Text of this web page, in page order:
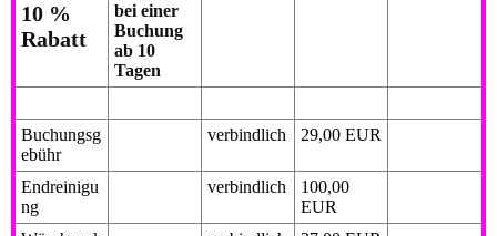
10 %
Rabatt
bei einer
Buchung
ab 10
Tagen
Buchungsg
ebühr
verbindlich 29,00 EUR
Endreinigu
ng
verbindlich
100,00
EUR